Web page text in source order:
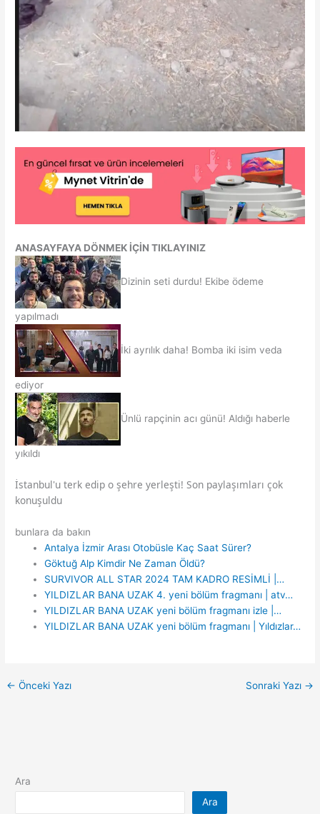
ANASAYFAYA DÖNMEK İÇİN TIKLAYINIZ
Dizinin seti durdu! Ekibe ödeme
yapılmadı
İki ayrılık daha! Bomba iki isim veda
ediyor
Ünlü rapçinin acı günü! Aldığı haberle
yıkıldı
İstanbul'u terk edip o şehre yerleşti! Son paylaşımları çok
konuşuldu
bunlara da bakın
Antalya İzmir Arası Otobüsle Kaç Saat Sürer?
Göktuğ Alp Kimdir Ne Zaman Öldü?
SURVIVOR ALL STAR 2024 TAM KADRO RESİMLİ |…
YILDIZLAR BANA UZAK 4. yeni bölüm fragmanı | atv…
YILDIZLAR BANA UZAK yeni bölüm fragmanı izle |…
YILDIZLAR BANA UZAK yeni bölüm fragmanı | Yıldızlar…
← Önceki Yazı Sonraki Yazı →
Ara
Ara